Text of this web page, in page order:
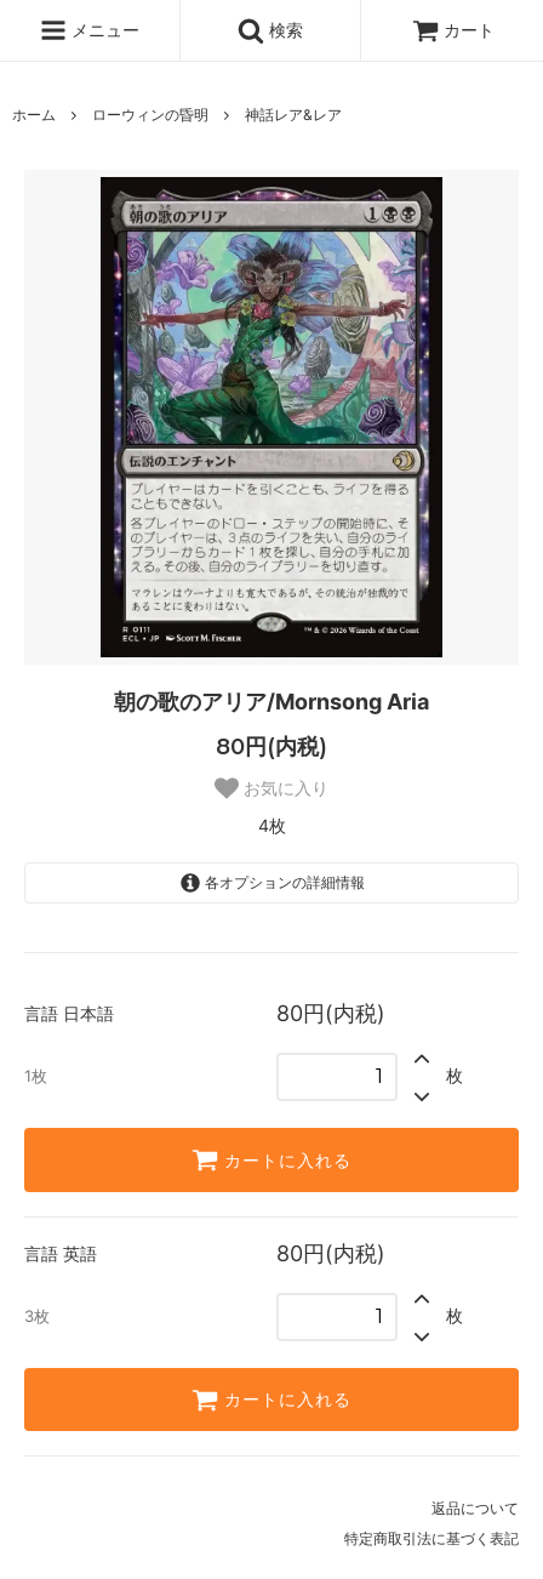
メニュー 検索 カート
ホーム ローウィンの昏明 神話レア&レア
朝の歌のアリア/Mornsong Aria
80円(内税)
お気に入り
4枚
各オプションの詳細情報
英語
言語 日本語 80円(内税)
1枚 枚
カートに入れる
言語 英語 80円(内税)
3枚 枚
カートに入れる
返品について
特定商取引法に基づく表記